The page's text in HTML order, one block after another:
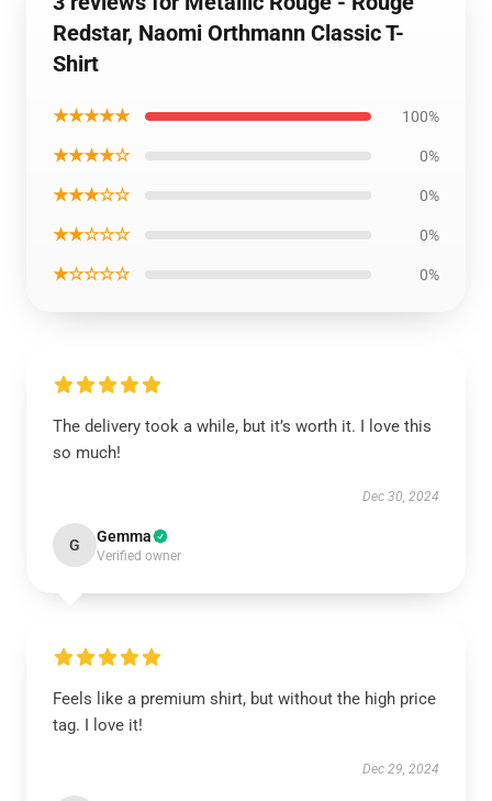
Redstar, Naomi Orthmann Classic T-
Shirt
★★★★★ 100%
★★★★☆ 0%
★★★☆☆ 0%
★★☆☆☆ 0%
★☆☆☆☆ 0%
The delivery took a while, but it’s worth it. I love this
so much!
Dec 30, 2024
G Gemma
Verified owner
Feels like a premium shirt, but without the high price
tag. I love it!
Dec 29, 2024